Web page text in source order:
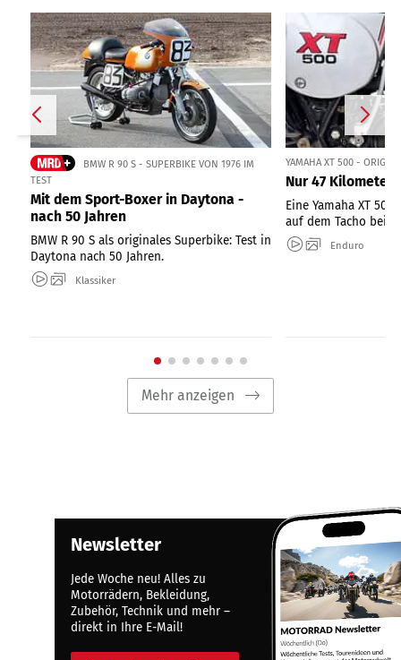
BMW R 90 S - SUPERBIKE VON 1976 IM
TEST
Mit dem Sport-Boxer in Daytona -
nach 50 Jahren
BMW R 90 S als originales Superbike: Test in
Daytona nach 50 Jahren.
Klassiker
YAMAHA XT 500 -
Nur 47 Kilometer
Eine Yamaha XT
auf dem Tacho bei
Enduro
Mehr anzeigen
Newsletter
Jede Woche neu! Alles zu
Motorrädern, Bekleidung,
Zubehör, Technik und mehr –
direkt in Ihre E-Mail!